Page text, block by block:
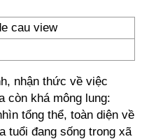
nhận thức về việc
còn khá mông lung:
tổng thể, toàn diện về
tuổi đang sống trong xã